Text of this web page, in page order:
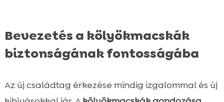
Bevezetés a kölyökmacskák
biztonságának fontosságába
Az új családtag érkezése mindig izgalommal és új